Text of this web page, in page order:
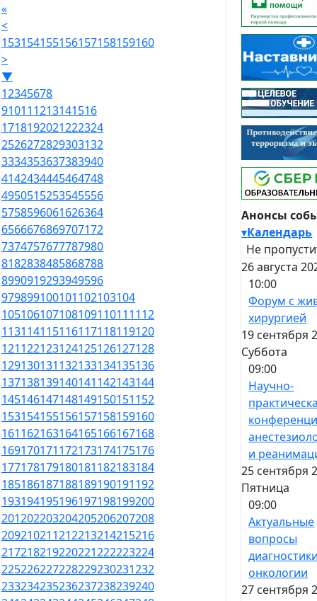
«
<
153154155156157158159160
>
▼
12345678
910111213141516
1718192021222324
2526272829303132
3334353637383940
4142434445464748
4950515253545556
5758596061626364
6566676869707172
7374757677787980
8182838485868788
8990919293949596
979899100101102103104
105106107108109110111112
113114115116117118119120
121122123124125126127128
129130131132133134135136
137138139140141142143144
145146147148149150151152
153154155156157158159160
161162163164165166167168
169170171172173174175176
177178179180181182183184
185186187188189190191192
193194195196197198199200
201202203204205206207208
209210211212213214215216
217218219220221222223224
225226227228229230231232
233234235236237238239240
Анонсы
▾Календарь
Не
26 августа
10:00
Форум с
хирургией
19 сентября
Суббота
09:00
Научно-
и
25 сентября
Пятница
09:00
Актуальные
вопросы
онкологии
27 сентября